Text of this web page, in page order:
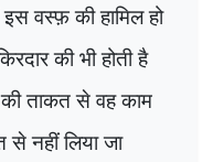
वस्फ़ की हामिल हो
की भी होती है
ताकत से वह काम
से नहीं लिया जा